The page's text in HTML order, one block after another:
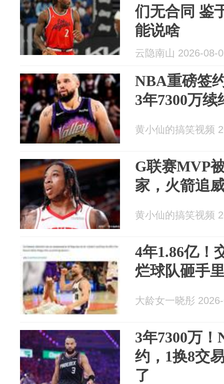
们无合同 鉴
能说啥
云隐南山 2026-08-
NBA重磅签
3年7300万续
黄小仙的搞笑视频
G联赛MVP
家，火箭追
黄小仙的搞笑视频
4年1.86亿！
烂球队砸手
大龄女一晓彤
3年7300万
约，1换8交
了